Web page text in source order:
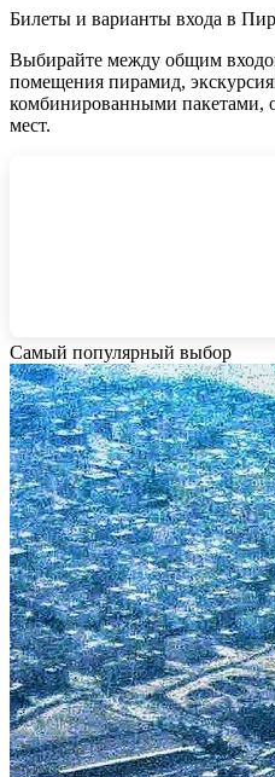
Билеты и варианты входа в
Выбирайте между общим
помещения пирамид,
комбинированными пакетами,
мест.
Самый популярный выбор